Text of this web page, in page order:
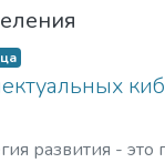
развития - это